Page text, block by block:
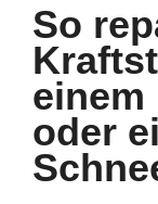
So
einem
oder